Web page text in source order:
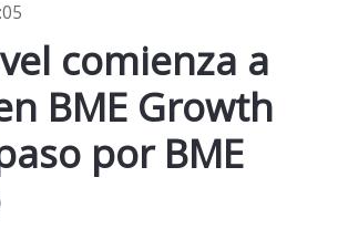
comienza a
BME Growth
por BME